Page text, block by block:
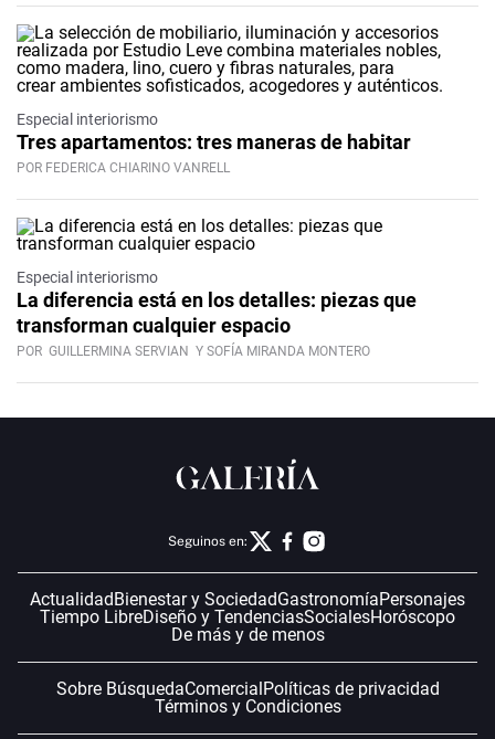
Especial interiorismo
Tres apartamentos: tres maneras de habitar
POR FEDERICA CHIARINO VANRELL
Especial interiorismo
La diferencia está en los detalles: piezas que
transforman cualquier espacio
POR GUILLERMINA SERVIAN Y SOFÍA MIRANDA MONTERO
Seguinos en:
Actualidad Bienestar y SociedadGastronomíaPersonajes
Tiempo LibreDiseño y TendenciasSocialesHoróscopo
De más y de menos
Sobre BúsquedaComercial Políticas de privacidad
Términos y Condiciones